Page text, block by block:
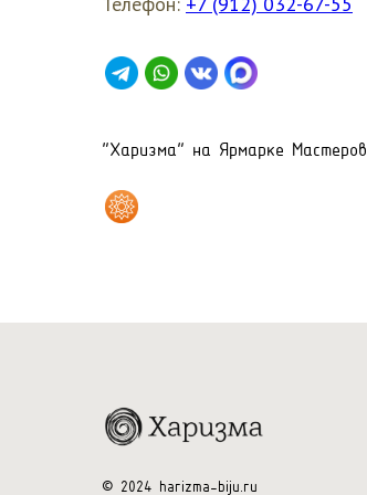
"Харизма" на Ярмарке Мастеров
© 2024 harizma-biju.ru